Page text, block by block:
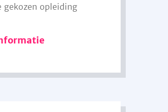
gekozen opleiding